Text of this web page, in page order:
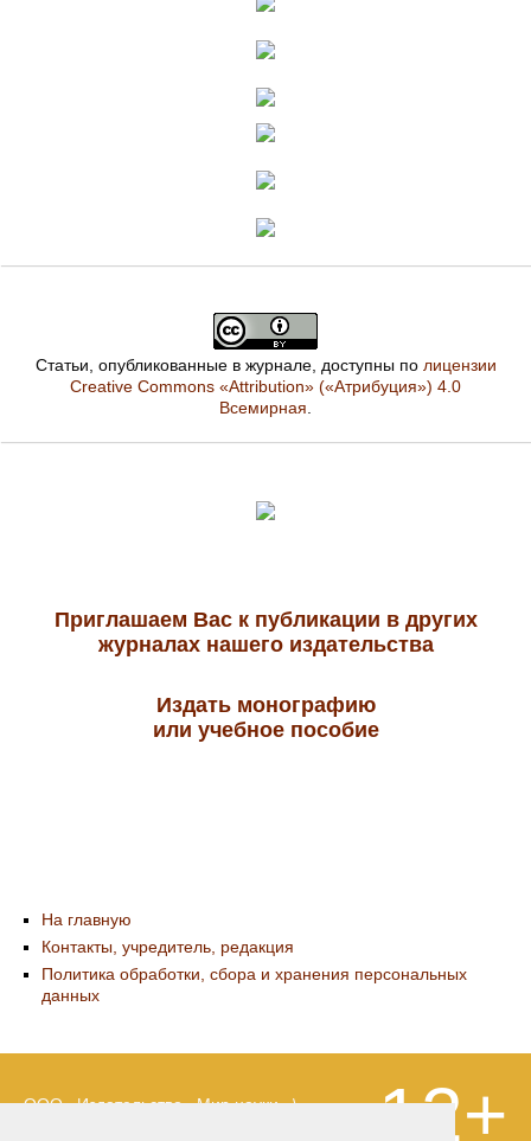
Статьи, опубликованные в журнале, доступны по лицензии
Creative Commons «Attribution» («Атрибуция») 4.0
Всемирная
Приглашаем Вас к публикации в других
журналах нашего издательства
Издать монографию
или учебное пособие
На главную
Контакты, учредитель, редакция
Политика обработки, сбора и хранения персональных
данных
ООО «Издательство «Мир науки» \
12+